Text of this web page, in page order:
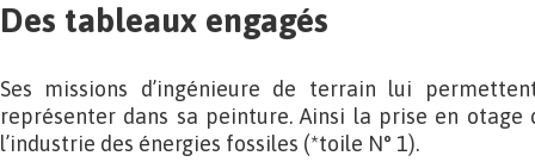
Des tableaux engagés
Ses missions d’ingénieure de terrain lui
représenter dans sa peinture. Ainsi la prise en otage
l’industrie des énergies fossiles (*toile N° 1).